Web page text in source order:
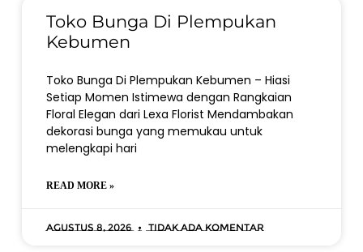
Toko Bunga Di Plempukan
Kebumen
Toko Bunga Di Plempukan Kebumen – Hiasi
Setiap Momen Istimewa dengan Rangkaian
Floral Elegan dari Lexa Florist Mendambakan
dekorasi bunga yang memukau untuk
melengkapi hari
READ MORE »
Agustus 8, 2026 Tidak ada komentar